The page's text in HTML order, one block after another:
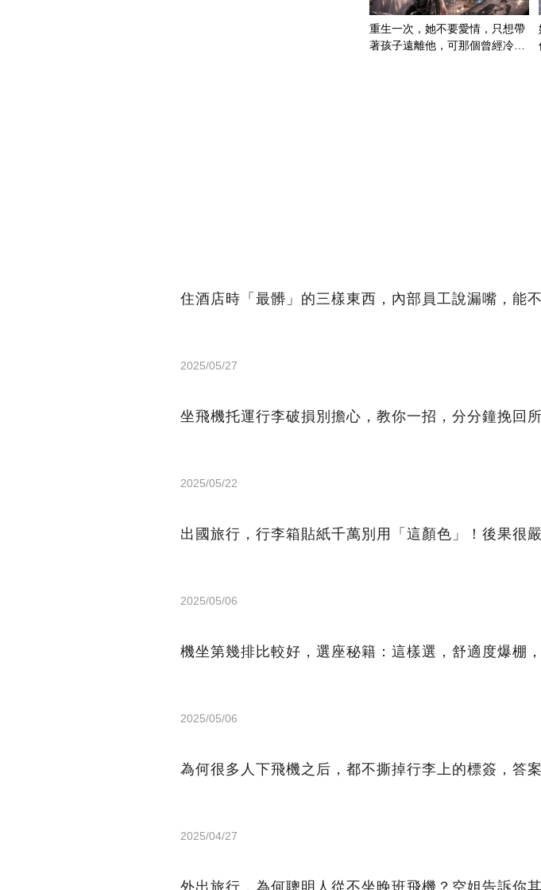
重生一次，她不要愛情，只想帶
著孩子遠離他，可那個曾經冷漠
住酒店時「最髒」的三樣東西，內部員工說漏嘴，能
2025/05/27
坐飛機托運行李破損別擔心，教你一招，分分鐘挽回所
2025/05/22
出國旅行，行李箱貼紙千萬別用「這顏色」！後果很
2025/05/06
機坐第幾排比較好，選座秘籍：這樣選，舒適度爆棚
2025/05/06
為何很多人下飛機之后，都不撕掉行李上的標簽，答
2025/04/27
外出旅行，為何聰明人從不坐晚班飛機？空姐告訴你